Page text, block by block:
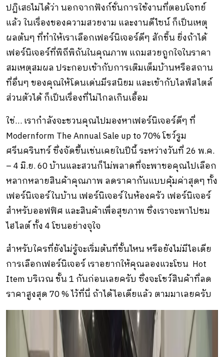
ปฏิเสธไม่ได้ว่า นอกจากฟังก์ชั่นการใช้งานที่ตอบโจทย์
แล้ว ในเรื่องของความสวยงาม และงานดีไซน์ ก็เป็นเหตุ
ผลต้นๆ ที่ทำให้เราเลือกเฟอร์นิเจอร์ดีๆ สักชิ้น ยิ่งถ้าได้
เฟอร์นิเจอร์ที่พิถีพิถันในคุณภาพ แถมสวยถูกใจในราคา
สมเหตุสมผล ประกอบเข้ากับการเติมเต็มบ้านหรือสถาน
ที่อื่นๆ ของคุณให้โดนเด่นมีรสนิยม และเข้ากับไลฟ์สไตล์
ส่วนตัวได้ ก็เป็นเรื่องที่ไม่ไกลเกินเอื้อม
ใช่… เรากำลังจะชวนคุณไปมองหาเฟอร์นิเจอร์ดีๆ ที่
Modernform The Annual Sale up to 70% โชว์รูม
ศรีนครินทร์ ซึ่งจัดขึ้นเช่นเคยในปีนี้ ระหว่างวันที่ 26 พ.ค.
– 4 มิ.ย. 60 บ้านและสวนก็ไม่พลาดที่จะพาขอคุณไปเลือก
หลากหลายสินค้าคุณภาพ ลดราคากันแบบคุ้มค่าสุดๆ ทั้ง
เฟอร์นิเจอร์ในบ้าน เฟอร์นิเจอร์ในห้องครัว เฟอร์นิเจอร์
สำหรับออฟฟิศ และสินค้าเพื่อสุขภาพ ซึ่งเราจะพาไปชม
ไฮไลต์ ทั้ง 4 โซนอย่างจุใจ
สำหรับใครที่ยังไม่รู้จะเริ่มต้นที่ชั้นไหน หรือยังไม่มีไอเดีย
การเลือกเฟอร์นิเจอร์ เราอยากให้คุณลองแวะโซน Hot
Item บริเวณ ชั้น 1 กันก่อนเลยครับ ซึ่งจะโชว์สินค้าที่ลด
ราคาสูงสุด 70 % ไว้ที่นี่ ถ้าได้ไอเดียแล้ว ตามมาเลยครับ